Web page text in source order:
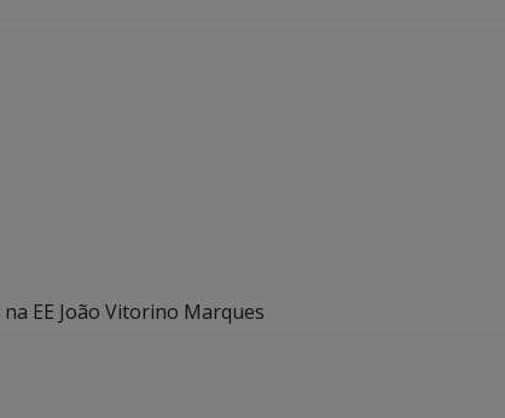
EE João Vitorino Marques